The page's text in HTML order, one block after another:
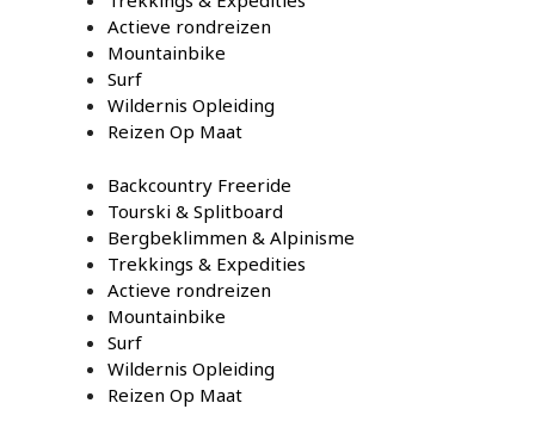
Actieve rondreizen
Mountainbike
Surf
Wildernis Opleiding
Reizen Op Maat
Backcountry Freeride
Tourski & Splitboard
Bergbeklimmen & Alpinisme
Trekkings & Expedities
Actieve rondreizen
Mountainbike
Surf
Wildernis Opleiding
Reizen Op Maat